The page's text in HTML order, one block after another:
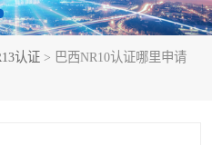
认证 > 巴西NR10认证哪里申请
巴西NR认证
RETIE认证